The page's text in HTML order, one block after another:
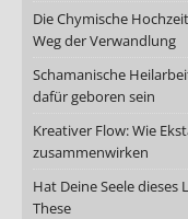
Die Chymische
Weg der Verwandlung
Schamanische
dafür geboren sein
Kreativer Flow: Wie
zusammenwirken
Hat Deine Seele
These